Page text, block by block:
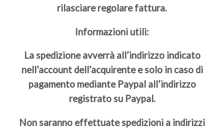
rilasciare regolare fattura.
Informazioni utili:
La spedizione avverrà all’indirizzo indicato
nell’account dell’acquirente e solo in caso di
pagamento mediante Paypal all’indirizzo
registrato su Paypal.
Non saranno effettuate spedizioni a indirizzi